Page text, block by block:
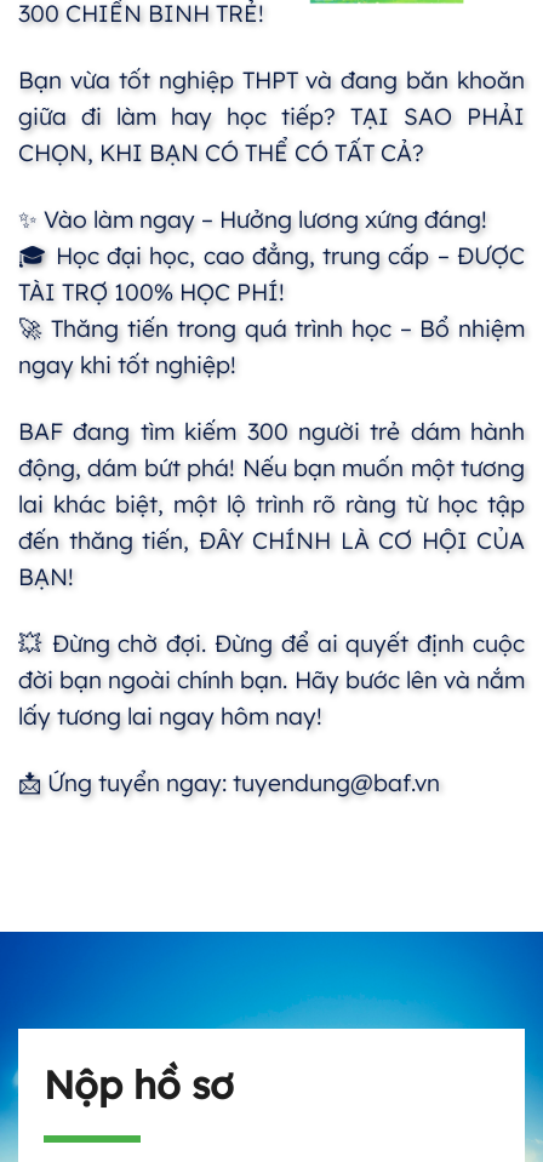
300 CHIẾN BINH TRẺ!
Bạn vừa tốt nghiệp THPT và đang băn khoăn
giữa đi làm hay học tiếp? TẠI SAO PHẢI
CHỌN, KHI BẠN CÓ THỂ CÓ TẤT CẢ?
✨ Vào làm ngay – Hưởng lương xứng đáng!
🎓 Học đại học, cao đẳng, trung cấp – ĐƯỢC
TÀI TRỢ 100% HỌC PHÍ!
🚀 Thăng tiến trong quá trình học – Bổ nhiệm
ngay khi tốt nghiệp!
BAF đang tìm kiếm 300 người trẻ dám hành
động, dám bứt phá! Nếu bạn muốn một tương
lai khác biệt, một lộ trình rõ ràng từ học tập
đến thăng tiến, ĐÂY CHÍNH LÀ CƠ HỘI CỦA
BẠN!
💥 Đừng chờ đợi. Đừng để ai quyết định cuộc
đời bạn ngoài chính bạn. Hãy bước lên và nắm
lấy tương lai ngay hôm nay!
📩 Ứng tuyển ngay: tuyendung@baf.vn
Nộp hồ sơ